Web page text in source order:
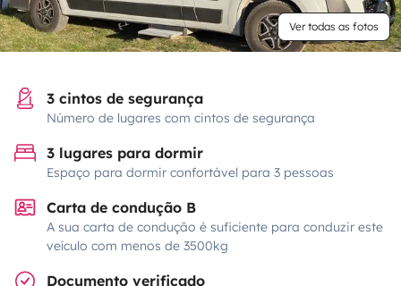
Ver todas as fotos
3 cintos de segurança
Número de lugares com cintos de segurança
3 lugares para dormir
Espaço para dormir confortável para 3 pessoas
Carta de condução B
A sua carta de condução é suficiente para conduzir este
veículo com menos de 3500kg
Documento verificado